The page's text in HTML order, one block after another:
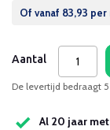
Of vanaf 83,93 per
Aantal
De levertijd bedraagt
Al 20 jaar